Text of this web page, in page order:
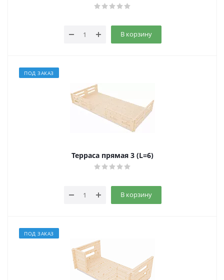
В корзину
ПОД ЗАКАЗ
Терраса прямая 3 (L=6)
В корзину
ПОД ЗАКАЗ